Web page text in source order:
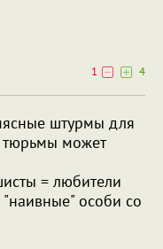
1
4
штурмы для
тюрьмы может
= любители
особи со